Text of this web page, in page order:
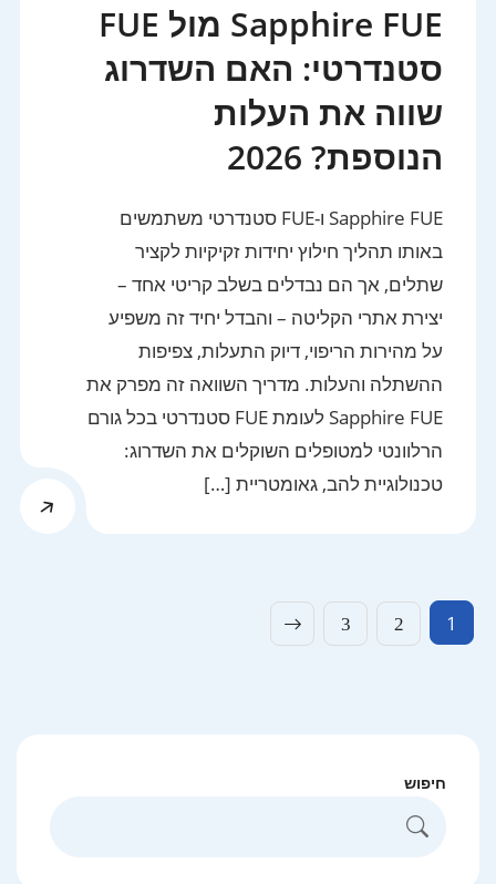
Sapphire FUE מול FUE
סטנדרטי: האם השדרוג
שווה את העלות
הנוספת? 2026
Sapphire FUE ו-FUE סטנדרטי משתמשים
באותו תהליך חילוץ יחידות זקיקיות לקציר
שתלים, אך הם נבדלים בשלב קריטי אחד –
יצירת אתרי הקליטה – והבדל יחיד זה משפיע
על מהירות הריפוי, דיוק התעלות, צפיפות
ההשתלה והעלות. מדריך השוואה זה מפרק את
Sapphire FUE לעומת FUE סטנדרטי בכל גורם
הרלוונטי למטופלים השוקלים את השדרוג:
טכנולוגיית להב, גאומטריית […]
Posts
1
2
3
חיפוש